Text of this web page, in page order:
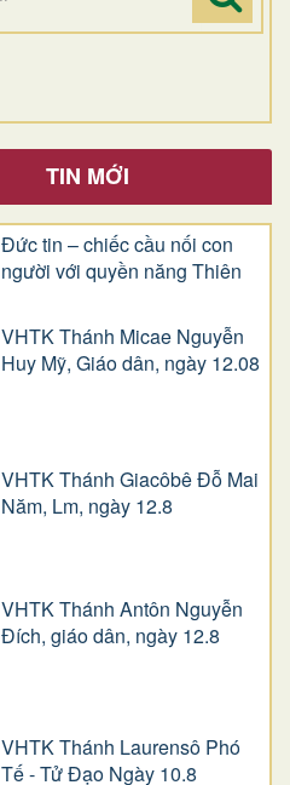
TIN MỚI
Đức tin – chiếc cầu nối con
người với quyền năng Thiên
VHTK Thánh Micae Nguyễn
Huy Mỹ, Giáo dân, ngày 12.08
VHTK Thánh Giacôbê Ðỗ Mai
Năm, Lm, ngày 12.8
VHTK Thánh Antôn Nguyễn
Ðích, giáo dân, ngày 12.8
VHTK Thánh Laurensô Phó
Tế - Tử Đạo Ngày 10.8